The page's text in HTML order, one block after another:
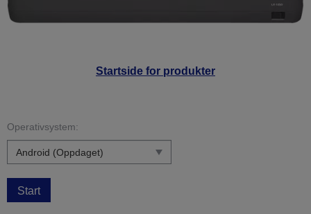
Startside for produkter
Operativsystem:
Start